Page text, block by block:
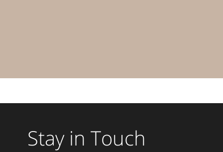
Stay in Touch